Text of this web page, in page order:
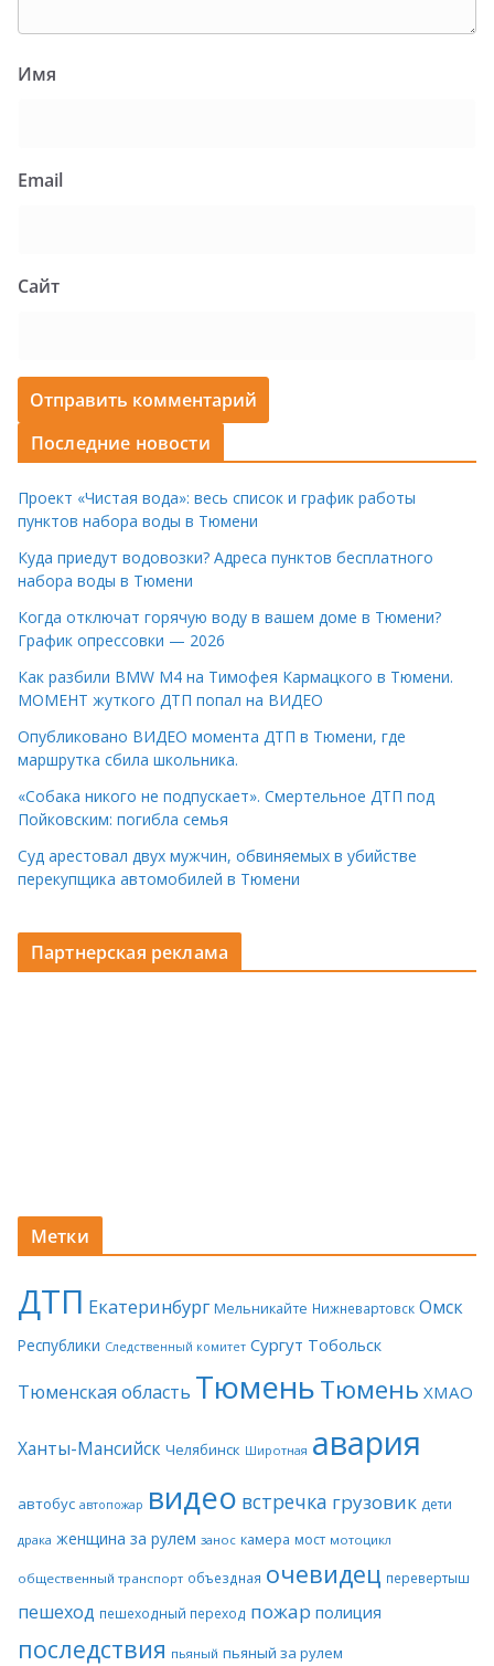
Имя
Email
Сайт
Последние новости
Проект «Чистая вода»: весь список и график работы
пунктов набора воды в Тюмени
Куда приедут водовозки? Адреса пунктов бесплатного
набора воды в Тюмени
Когда отключат горячую воду в вашем доме в Тюмени?
График опрессовки — 2026
Как разбили BMW M4 на Тимофея Кармацкого в Тюмени.
МОМЕНТ жуткого ДТП попал на ВИДЕО
Опубликовано ВИДЕО момента ДТП в Тюмени, где
маршрутка сбила школьника.
«Собака никого не подпускает». Смертельное ДТП под
Пойковским: погибла семья
Суд арестовал двух мужчин, обвиняемых в убийстве
перекупщика автомобилей в Тюмени
Партнерская реклама
Метки
ДТП Екатеринбург Мельникайте Нижневартовск Омск
Республики Следственный комитет Сургут Тобольск
Тюменская область ТюменьТюмень ХМАО
Ханты-Мансийск Челябинск Широтная авария
автобус автопожар видео встречка грузовик дети
драка женщина за рулем занос камера мост мотоцикл
общественный транспорт объездная очевидец перевертыш
пешеход пешеходный переход пожар полиция
последствия пьяный пьяный за рулем